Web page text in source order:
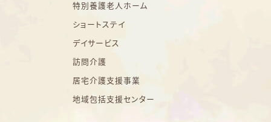
特別養護老人ホーム
ショートステイ
デイサービス
訪問介護
居宅介護支援事業
地域包括支援センター